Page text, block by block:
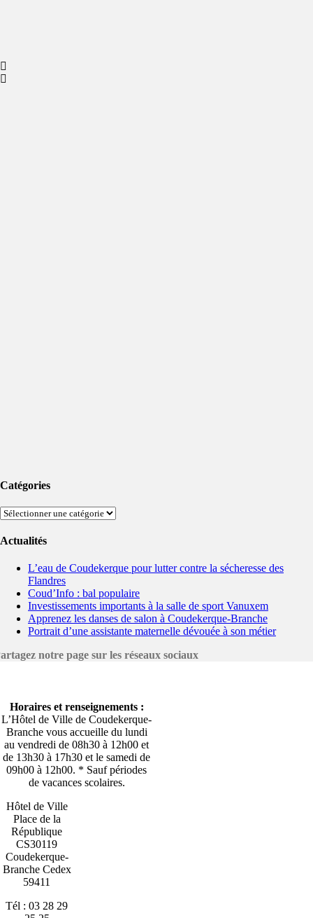
Catégories
Catégories
Actualités
L’eau de Coudekerque pour lutter contre la sécheresse des
Flandres
Coud’Info : bal populaire
Investissements importants à la salle de sport Vanuxem
Apprenez les danses de salon à Coudekerque-Branche
Portrait d’une assistante maternelle dévouée à son métier
notre page sur les réseaux sociaux
Horaires et renseignements :
L’Hôtel de Ville de Coudekerque-
Branche vous accueille du lundi
au vendredi de 08h30 à 12h00 et
de 13h30 à 17h30 et le samedi de
09h00 à 12h00. * Sauf périodes
de vacances scolaires.
Hôtel de Ville
Place de la
République
CS30119
Coudekerque-
Branche Cedex
59411
Tél : 03 28 29